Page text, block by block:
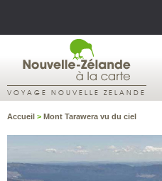
VOYAGE NOUVELLE ZELANDE
Accueil > Mont Tarawera vu du ciel